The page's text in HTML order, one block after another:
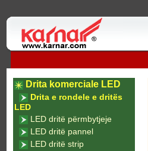
Drita komerciale LED
Drita e rondele e dritës
LED
LED dritë përmbytjeje
LED dritë pannel
LED dritë strip